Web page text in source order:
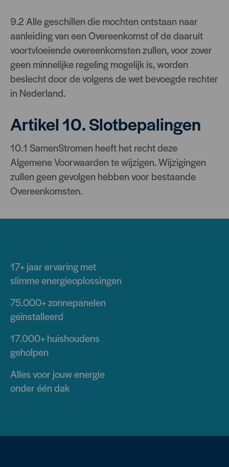
9.2 Alle geschillen die mochten ontstaan naar
aanleiding van een Overeenkomst of de daaruit
voortvloeiende overeenkomsten zullen, voor zover
geen minnelijke regeling mogelijk is, worden
beslecht door de volgens de wet bevoegde rechter
in Nederland.
Artikel 10. Slotbepalingen
10.1 SamenStromen heeft het recht deze
Algemene Voorwaarden te wijzigen. Wijzigingen
zullen geen gevolgen hebben voor bestaande
Overeenkomsten.
17+ jaarervaring met
slimme energieoplossingen
75.000+zonnepanelen
geïnstalleerd
17.000+huishoudens
geholpen
Alles voor jouw energie
onder één dak